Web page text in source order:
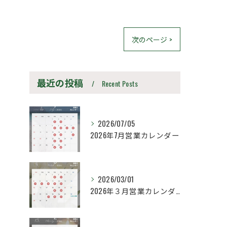
次のページ >
最近の投稿 Recent Posts
2026/07/05
2026年7月営業カレンダー
2026/03/01
2026年３月営業カレンダー